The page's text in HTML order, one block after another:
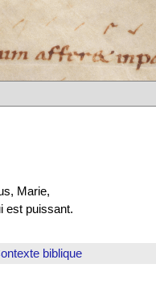
Marie,
est puissant.
biblique